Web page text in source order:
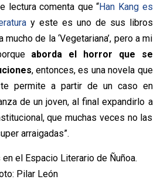
lectura comenta que “Han Kang es
y este es uno de sus libros
de la ‘Vegetariana’, pero a mi
aborda el horror que se
, entonces, es una novela que
permite a partir de un caso en
de un joven, al final expandirlo a
que muchas veces no las
arraigadas”.